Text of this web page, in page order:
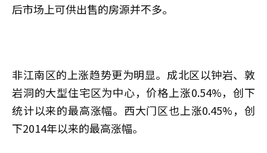
后市场上可供出售的房源并不多。
非江南区的上涨趋势更为明显。成北区以钟岩、敦
岩洞的大型住宅区为中心，价格上涨0.54%，创下
统计以来的最高涨幅。西大门区也上涨0.45%，创
下2014年以来的最高涨幅。